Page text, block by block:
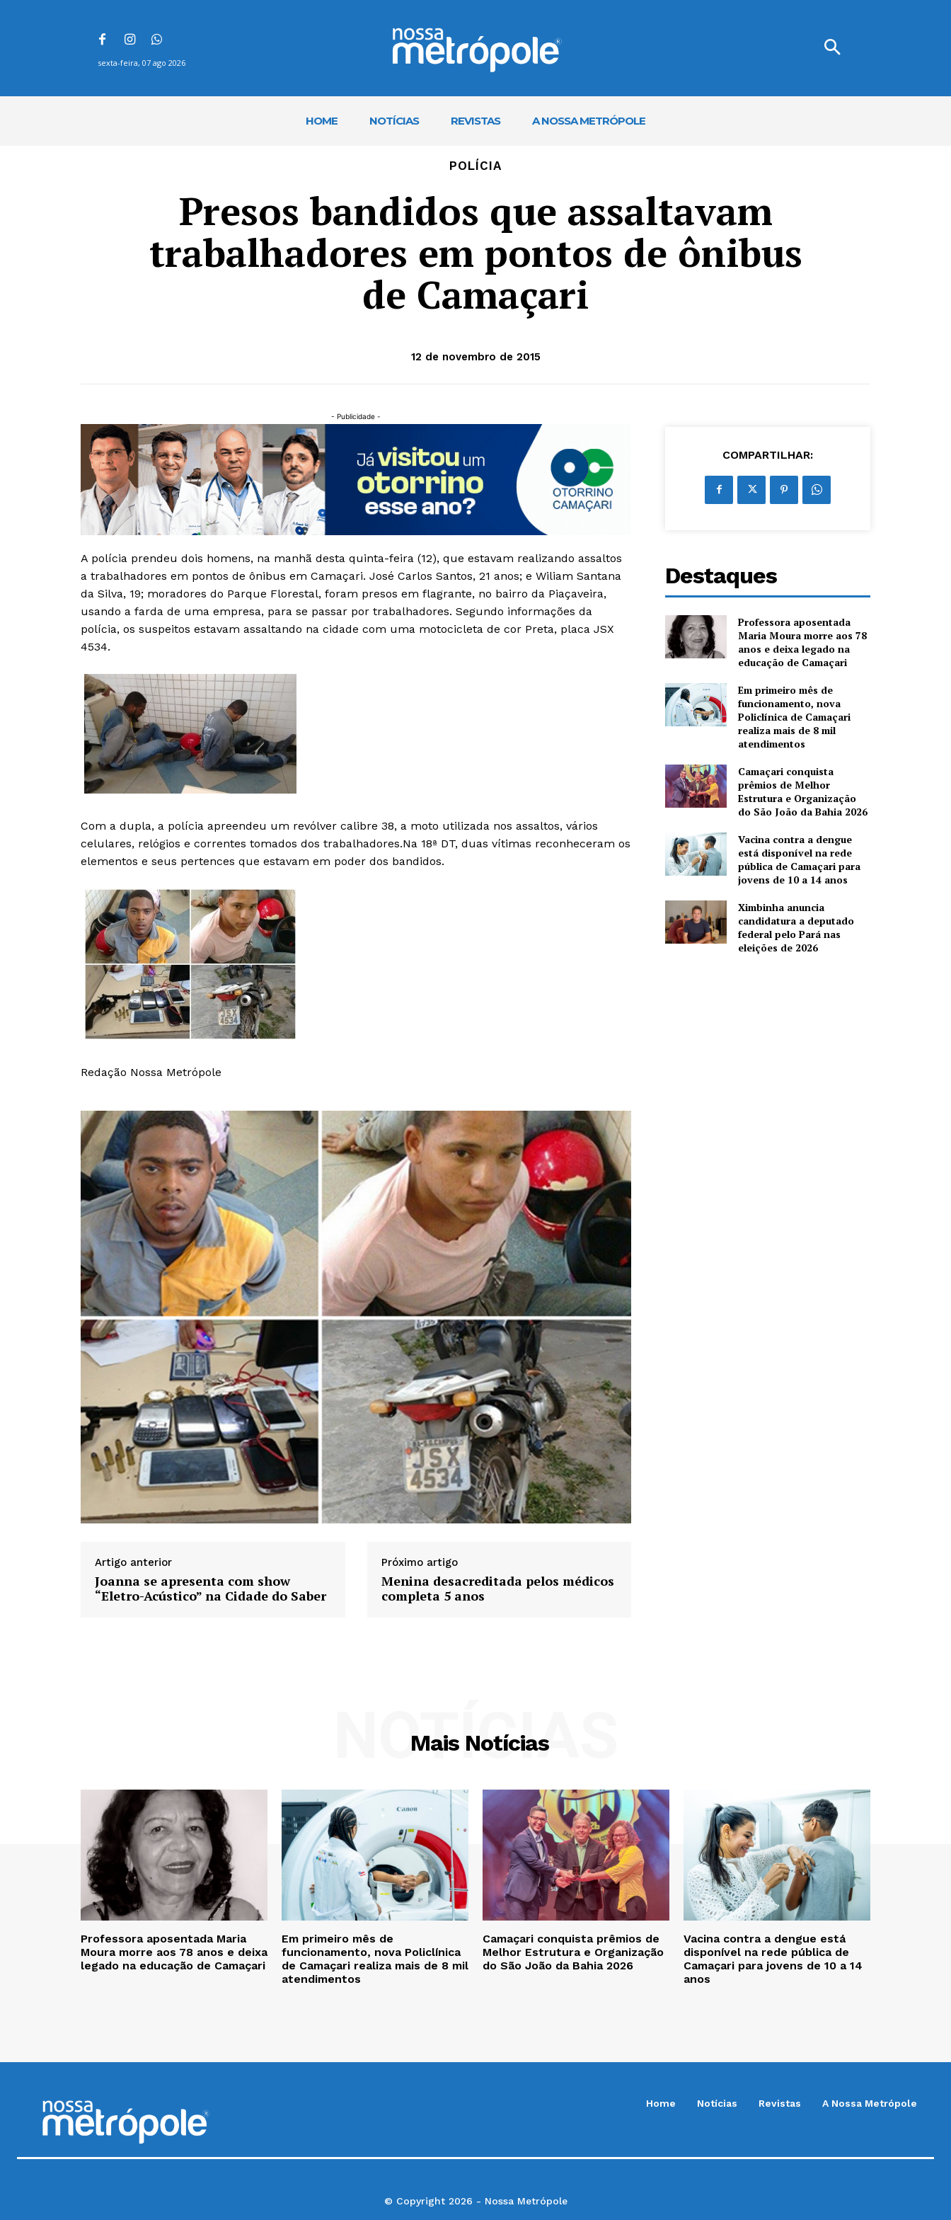
sexta-feira, 07 ago 2026
HOME NOTÍCIAS REVISTAS A NOSSA METRÓPOLE
POLÍCIA
Presos bandidos que assaltavam
trabalhadores em pontos de ônibus
de Camaçari
12 de novembro de 2015
- Publicidade -
A polícia prendeu dois homens, na manhã desta quinta-feira (12), que estavam realizando assaltos
a trabalhadores em pontos de ônibus em Camaçari. José Carlos Santos, 21 anos; e Wiliam Santana
da Silva, 19; moradores do Parque Florestal, foram presos em flagrante, no bairro da Piaçaveira,
usando a farda de uma empresa, para se passar por trabalhadores. Segundo informações da
polícia, os suspeitos estavam assaltando na cidade com uma motocicleta de cor Preta, placa JSX
4534.
Com a dupla, a polícia apreendeu um revólver calibre 38, a moto utilizada nos assaltos, vários
celulares, relógios e correntes tomados dos trabalhadores.Na 18ª DT, duas vítimas reconheceram os
elementos e seus pertences que estavam em poder dos bandidos.
Redação Nossa Metrópole
Artigo anterior
Joanna se apresenta com show
“Eletro-Acústico” na Cidade do Saber
Próximo artigo
Menina desacreditada pelos médicos
completa 5 anos
COMPARTILHAR:
Destaques
Professora aposentada
Maria Moura morre aos 78
anos e deixa legado na
educação de Camaçari
Em primeiro mês de
funcionamento, nova
Policlínica de Camaçari
realiza mais de 8 mil
atendimentos
Camaçari conquista
prêmios de Melhor
Estrutura e Organização
do São João da Bahia 2026
Vacina contra a dengue
está disponível na rede
pública de Camaçari para
jovens de 10 a 14 anos
Ximbinha anuncia
candidatura a deputado
federal pelo Pará nas
eleições de 2026
Mais Notícias
NOTÍCIAS
Professora aposentada Maria
Moura morre aos 78 anos e deixa
legado na educação de Camaçari
Em primeiro mês de
funcionamento, nova Policlínica
de Camaçari realiza mais de 8 mil
atendimentos
Camaçari conquista prêmios de
Melhor Estrutura e Organização
do São João da Bahia 2026
Vacina contra a dengue está
disponível na rede pública de
Camaçari para jovens de 10 a 14
anos
Home Notícias Revistas A Nossa Metrópole
© Copyright 2026 - Nossa Metrópole